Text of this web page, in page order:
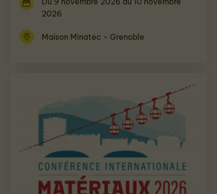
2026
Maison Minatec - Grenoble